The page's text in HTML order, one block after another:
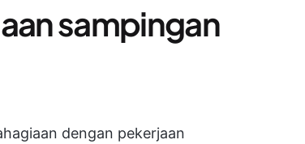
sampingan
dengan pekerjaan